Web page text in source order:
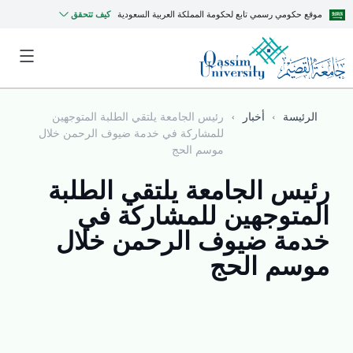
موقع حكومي رسمي تابع لحكومة المملكة العربية السعودية كيف تتحقق
الرئيسة أخبار
رئيس الجامعة يلتقي الطلبة المتوجهين
للمشاركة في خدمة ضيوف الرحمن خلال
موسم الحج
رئيس الجامعة يلتقي الطلبة
المتوجهين للمشاركة في
خدمة ضيوف الرحمن خلال
موسم الحج